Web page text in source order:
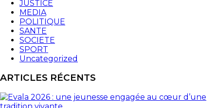
JUSTICE
MEDIA
POLITIQUE
SANTE
SOCIETE
SPORT
Uncategorized
ARTICLES RÉCENTS